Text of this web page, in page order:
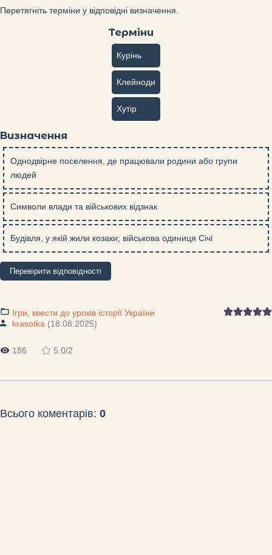
Перетягніть терміни у відповідні визначення.
Терміни
Курінь
Клейноди
Хутір
Визначення
Однодвірне поселення, де працювали родини або групи
людей
Символи влади та військових відзнак
Будівля, у якій жили козаки; військова одиниця Січі
Перевірити відповідності
Ігри, квести до уроків історії України
krasotka (18.08.2025)
186 5.0/2
Всього коментарів: 0